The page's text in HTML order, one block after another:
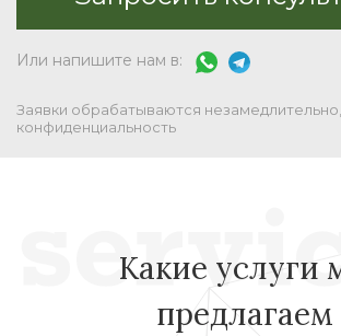
Или напишите нам в:
Заявки обрабатываются
конфиденциальность
Какие услуги
предлагаем